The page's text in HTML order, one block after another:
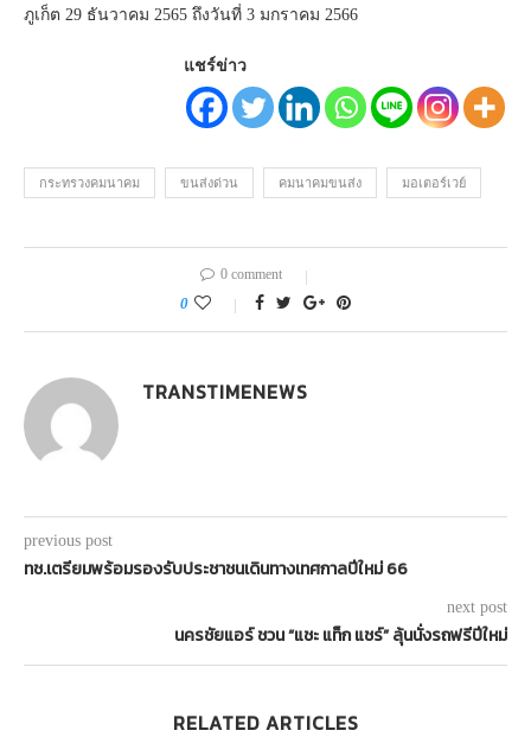
ภูเก็ต 29 ธันวาคม 2565 ถึงวันที่ 3 มกราคม 2566
แชร์ข่าว
กระทรวงคมนาคม ขนส่งด่วน คมนาคมขนส่ง มอเตอร์เวย์
0 comment
0
TRANSTIMENEWS
previous post
ทช.เตรียมพร้อมรองรับประชาชนเดินทางเทศกาลปีใหม่ 66
next post
นครชัยแอร์ ชวน “แชะ แท็ก แชร์” ลุ้นนั่งรถฟรีปีใหม่
RELATED ARTICLES